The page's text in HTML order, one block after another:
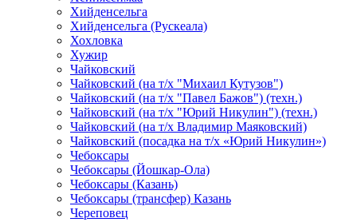
Хийденсельга
Хийденсельга (Рускеала)
Хохловка
Хужир
Чайковский
Чайковский (на т/х "Михаил Кутузов")
Чайковский (на т/х "Павел Бажов") (техн.)
Чайковский (на т/х "Юрий Никулин") (техн.)
Чайковский (на т/х Владимир Маяковский)
Чайковский (посадка на т/х «Юрий Никулин»)
Чебоксары
Чебоксары (Йошкар-Ола)
Чебоксары (Казань)
Чебоксары (трансфер) Казань
Череповец